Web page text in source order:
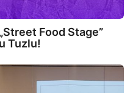
Food Stage”
Tuzlu!